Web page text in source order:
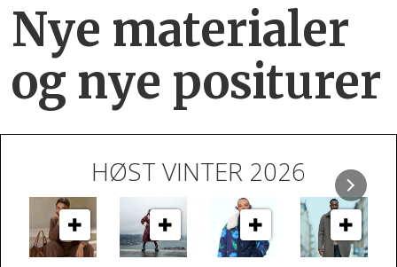
Nye materialer
og nye positurer
HØST VINTER 2026